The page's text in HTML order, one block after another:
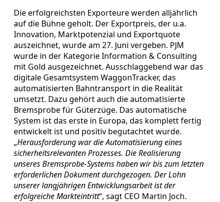
Die erfolgreichsten Exporteure werden alljährlich
auf die Bühne geholt. Der Exportpreis, der u.a.
Innovation, Marktpotenzial und Exportquote
auszeichnet, wurde am 27. Juni vergeben. PJM
wurde in der Kategorie Information & Consulting
mit Gold ausgezeichnet. Ausschlaggebend war das
digitale Gesamtsystem WaggonTracker, das
automatisierten Bahntransport in die Realität
umsetzt. Dazu gehört auch die automatisierte
Bremsprobe für Güterzüge. Das automatische
System ist das erste in Europa, das komplett fertig
entwickelt ist und positiv begutachtet wurde.
„Herausforderung war die Automatisierung eines
sicherheitsrelevanten Prozesses. Die Realisierung
unseres Bremsprobe-Systems haben wir bis zum letzten
erforderlichen Dokument durchgezogen. Der Lohn
unserer langjährigen Entwicklungsarbeit ist der
erfolgreiche Markteintritt“, sagt CEO Martin Joch.